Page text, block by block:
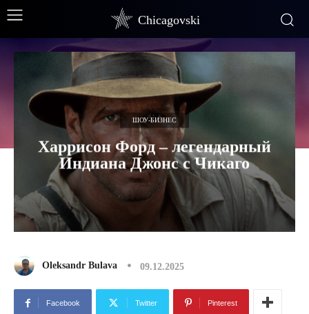
Chicagovski
ШОУ-БИЗНЕС
Харрисон Форд – легендарный
Индиана Джонс с Чикаго
Oleksandr Bulava 09.12.2025
Facebook Twitter Pinterest